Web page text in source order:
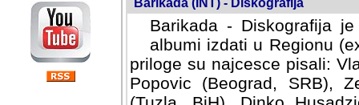
Barikada (INT) - Diskografija
Barikada - Diskografija
albumi izdati u Regionu
priloge su najcesce pisali:
Popovic (Beograd, SRB),